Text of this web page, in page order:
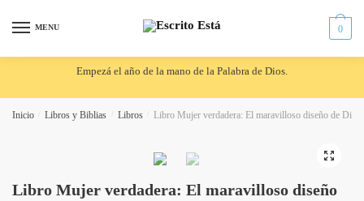
MENU 0
Empezá el año de la mano de la Palabra de Dios.
Inicio Libros y Biblias Libros Libro Mujer verdadera: El maravilloso diseño de Dios
🔍
Libro Mujer verdadera: El maravilloso diseño